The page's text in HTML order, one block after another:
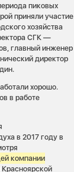
пиковых
приняли участие
хозяйства
СГК —
главный инженер
директор
хорошо.
в работе
в 2017 году в
компании